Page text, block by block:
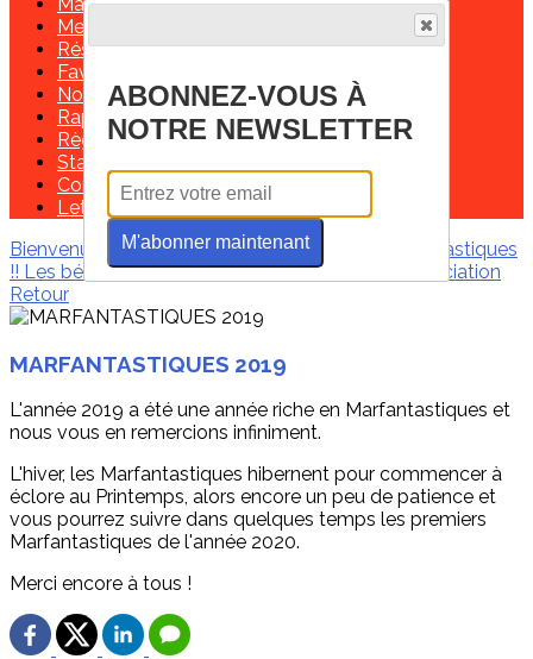
Membre alliance maladies rares
Réseau international
Fava Multi
Nos partenaires
Rapports moraux et financiers
Règlement intérieur
Statuts de l'association
Contactez-nous!
Lettre de missions d'un délégué régional
Bienvenue
Les infos de ces derniers mois
Marfantastiques
!! Les bénévolesContactez-nous !Soutenir l'association
Retour
MARFANTASTIQUES 2019
L'année 2019 a été une année riche en Marfantastiques et
nous vous en remercions infiniment.
L'hiver, les Marfantastiques hibernent pour commencer à
éclore au Printemps, alors encore un peu de patience et
vous pourrez suivre dans quelques temps les premiers
Marfantastiques de l'année 2020.
Merci encore à tous !
ABONNEZ-VOUS À
NOTRE NEWSLETTER
M'abonner maintenant